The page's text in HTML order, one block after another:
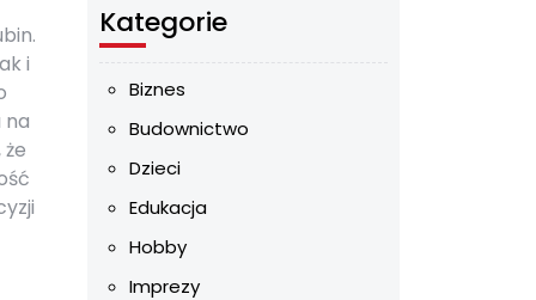
i
na
Kategorie
Biznes
Budownictwo
Dzieci
Edukacja
Hobby
Imprezy